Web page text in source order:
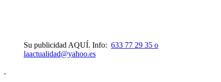
Su publicidad AQUÍ. Info: 633 77 29 35 o
laactualidad@yahoo.es